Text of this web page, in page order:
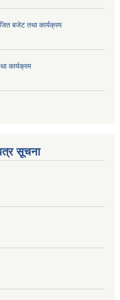
बजेट तथा कार्यक्रम
कार्यक्रम
सूचना